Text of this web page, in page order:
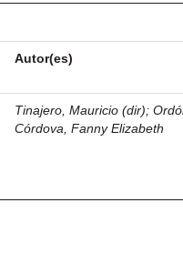
Autor(es)
Tinajero, Mauricio (dir);
Córdova, Fanny Elizabeth